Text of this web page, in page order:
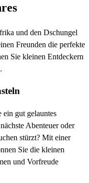
und den Dschungel
Freunden die perfekte
Sie kleinen Entdeckern
ein gut gelauntes
Abenteuer oder
stürzt? Mit einer
Sie die kleinen
und Vorfreude